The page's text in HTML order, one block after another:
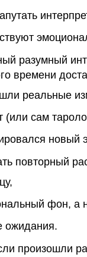
разумный
времени
реальные
(или сам
новый
повторный
фон, а
ожидания.
произошли